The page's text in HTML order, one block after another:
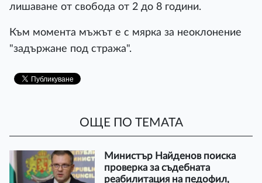
лишаване от свобода от 2 до 8 години.
Към момента мъжът е с мярка за неоклонение
"задържане под стража".
ОЩЕ ПО ТЕМАТА
Министър Найденов поиска
проверка за съдебната
реабилитация на педофил,